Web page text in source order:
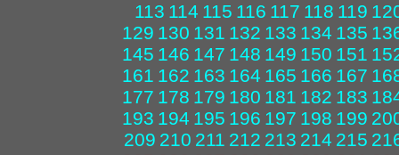
113 114 115 116 117 118 119
129 130 131 132 133 134 135
145 146 147 148 149 150 151
161 162 163 164 165 166 167
177 178 179 180 181 182 183
193 194 195 196 197 198 199
209 210 211 212 213 214 215